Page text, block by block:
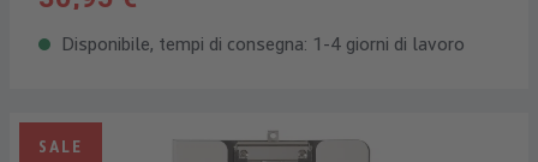
Disponibile, tempi di consegna: 1-4 giorni di lavoro
SALE